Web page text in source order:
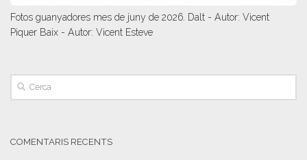
Fotos guanyadores mes de juny de 2026. Dalt - Autor: Vicent
Piquer Baix - Autor: Vicent Esteve
COMENTARIS RECENTS